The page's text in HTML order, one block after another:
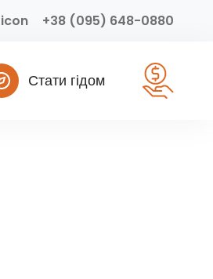
+38 (095) 648-0880
Стати гідом